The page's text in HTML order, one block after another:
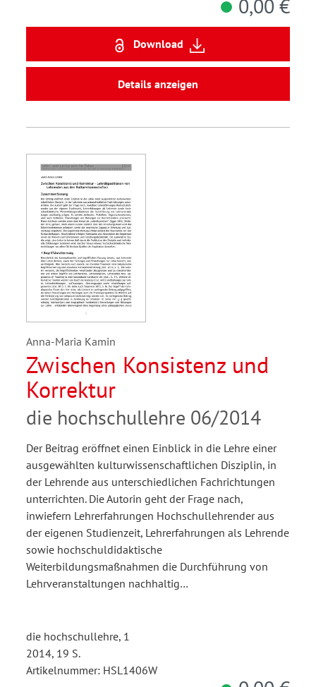
0,00 €
Download
Details anzeigen
Anna-Maria Kamin
Zwischen Konsistenz und
Korrektur
die hochschullehre 06/2014
Der Beitrag eröffnet einen Einblick in die Lehre einer
ausgewählten kulturwissenschaftlichen Disziplin, in
der Lehrende aus unterschiedlichen Fachrichtungen
unterrichten. Die Autorin geht der Frage nach,
inwiefern Lehrerfahrungen Hochschullehrender aus
der eigenen Studienzeit, Lehrerfahrungen als Lehrende
sowie hochschuldidaktische
Weiterbildungsmaßnahmen die Durchführung von
Lehrveranstaltungen nachhaltig…
die hochschullehre, 1
2014, 19 S.
Artikelnummer: HSL1406W